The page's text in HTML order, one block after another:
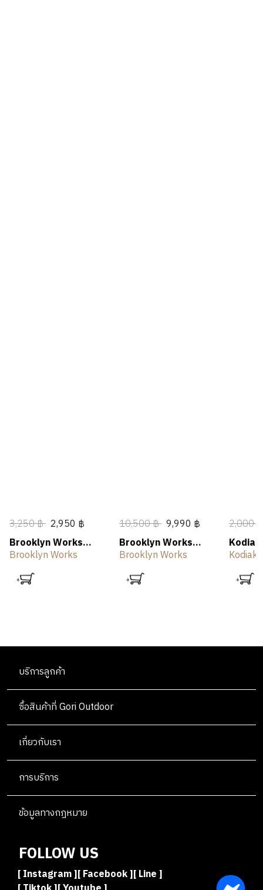
3,250 ฿ 2,950 ฿
Brooklyn Works
Camping Torch
Brooklyn Works
10,500 ฿ 9,990 ฿
Brooklyn Works
Plate Burner
Brooklyn Works
2,000
Stove
Kodiak
บริการลูกค้า
ซื้อสินค้าที่ Gori Outdoor
เกี่ยวกับเรา
การบริการ
ข้อมูลทางกฎหมาย
FOLLOW US
[ Instagram ][ Facebook ][ Line ]